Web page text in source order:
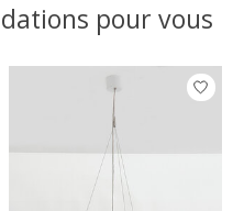
pour vous